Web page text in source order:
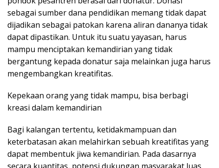
sebagai sumber dana pendidikan memang tidak dapat
dijadikan sebagai patokan karena aliran dananya tidak
dapat dipastikan. Untuk itu suatu yayasan, harus
mampu menciptakan kemandirian yang tidak
bergantung kepada donatur saja melainkan juga harus
mengembangkan kreatifitas.
Kepekaan orang yang tidak mampu, bisa berbagi
kreasi dalam kemandirian
Bagi kalangan tertentu, ketidakmampuan dan
keterbatasan akan melahirkan sebuah kreatifitas yang
dapat membentuk jiwa kemandirian. Pada dasarnya